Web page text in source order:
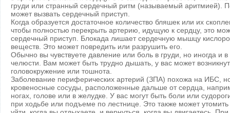
груди или странный сердечный ритм (называемый аритмией).
может вызвать сердечный приступ.
Когда образуется достаточное количество бляшек или их
чтобы полностью перекрыть артерию, идущую к сердцу, это
сердечный приступ. Блокада лишает сердечную мышцу
веществ. Это может повредить или разрушить его.
Обычно вы чувствуете давление или боль в груди, но иногда и
челюсти. Вам может быть трудно дышать, у вас может
головокружение или тошнота.
Заболевание периферических артерий (ЗПА) похожа на ИБС,
кровеносные сосуды, расположенные дальше от сердца,
ногах, голове или в желудке. У вас могут быть боли или
при ходьбе или подъеме по лестнице. Это также может